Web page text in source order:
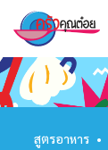
หน้าแรก
สูตรอาหาร
สูตรอาหาร •